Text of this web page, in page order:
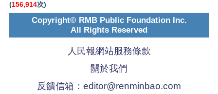
(156,914次)
Copyright© RMB Public Foundation Inc.
All Rights Reserved
人民報網站服務條款
關於我們
反饋信箱： editor@renminbao.com